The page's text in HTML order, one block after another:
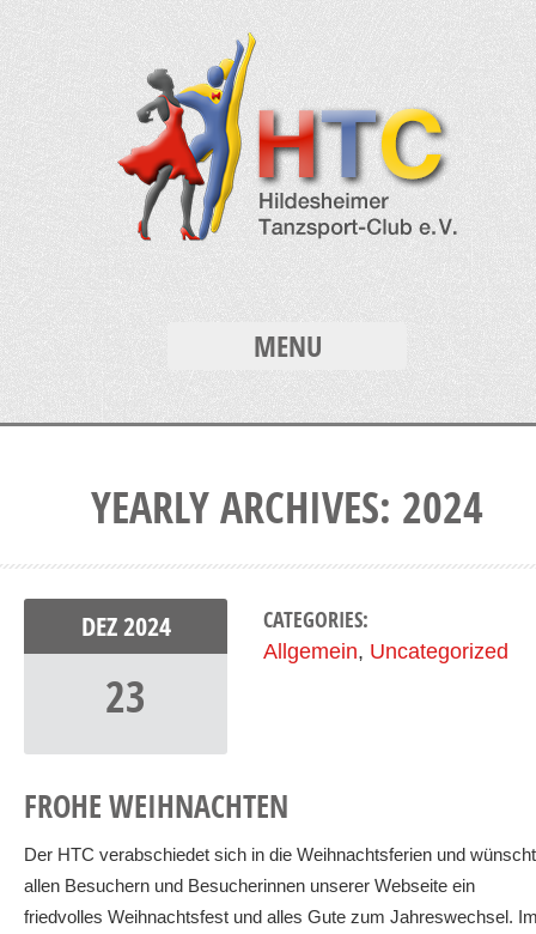
MENU
YEARLY ARCHIVES: 2024
DEZ2024
23
CATEGORIES:
Allgemein, Uncategorized
FROHE WEIHNACHTEN
Der HTC verabschiedet sich in die Weihnachtsferien und wünscht
allen Besuchern und Besucherinnen unserer Webseite ein
friedvolles Weihnachtsfest und alles Gute zum Jahreswechsel.